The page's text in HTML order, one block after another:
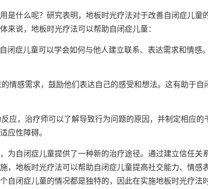
是什么呢？研究表明，地板时光疗法对于改善自闭症儿童
来说，地板时光疗法可以帮助自闭症儿童：
闭症儿童可以学会如何与他人建立联系、表达需求和情感
情感需求，鼓励他们表达自己的感受和想法。这有助于自
应，治疗师可以了解导致行为问题的原因，并制定相应的
应性障碍。
为自闭症儿童提供了一种新的治疗途径。通过建立信任关
，地板时光疗法可以帮助自闭症儿童提高社交能力、情感
自闭症儿童的情况都是独特的，因此在实施地板时光疗法